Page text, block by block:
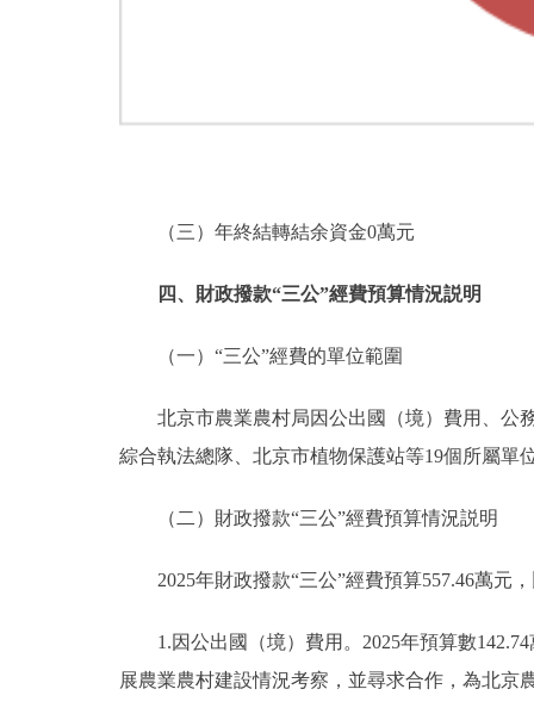
（三）年終結轉結余資金0萬元
四、財政撥款“三公”經費預算情況説明
（一）“三公”經費的單位範圍
北京市農業農村局因公出國（境）費用、公務
綜合執法總隊、北京市植物保護站等19個所屬單
（二） 財政撥款“三公”經費預算情況説明
2025年財政撥款“三公”經費預算557.46萬元，
1.因公出國（境）費用。2025年預算數142.74
展農業農村建設情況考察，並尋求合作，為北京